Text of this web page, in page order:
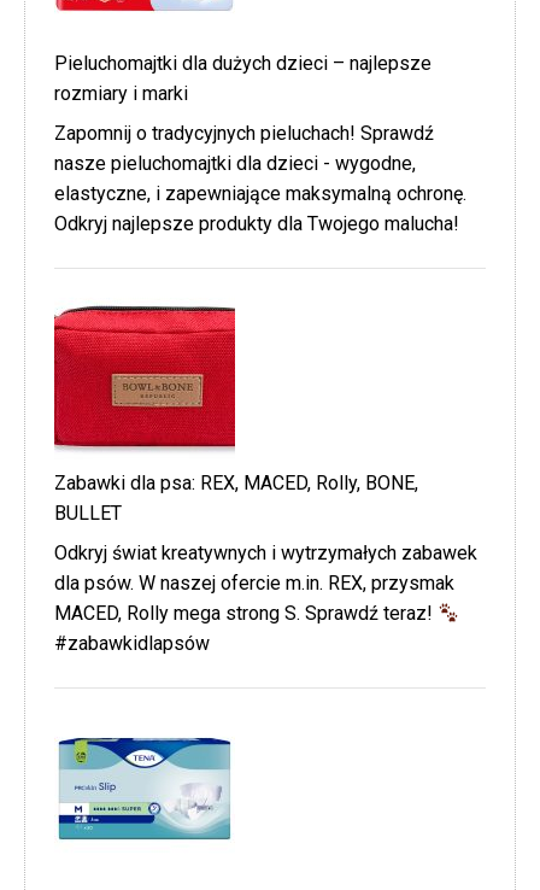
Pieluchomajtki dla dużych dzieci – najlepsze
rozmiary i marki
Zapomnij o tradycyjnych pieluchach! Sprawdź
nasze pieluchomajtki dla dzieci - wygodne,
elastyczne, i zapewniające maksymalną ochronę.
Odkryj najlepsze produkty dla Twojego malucha!
Zabawki dla psa: REX, MACED, Rolly, BONE,
BULLET
Odkryj świat kreatywnych i wytrzymałych zabawek
dla psów. W naszej ofercie m.in. REX, przysmak
MACED, Rolly mega strong S. Sprawdź teraz!
#zabawkidlapsów